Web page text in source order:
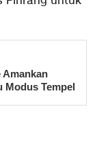
Amankan
Modus Tempel